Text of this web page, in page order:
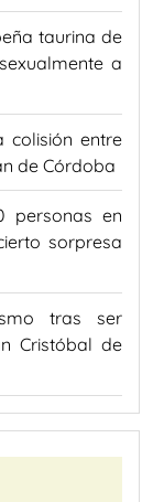
taurina de
a
colisión entre
de Córdoba
personas en
sorpresa
tras ser
Cristóbal de